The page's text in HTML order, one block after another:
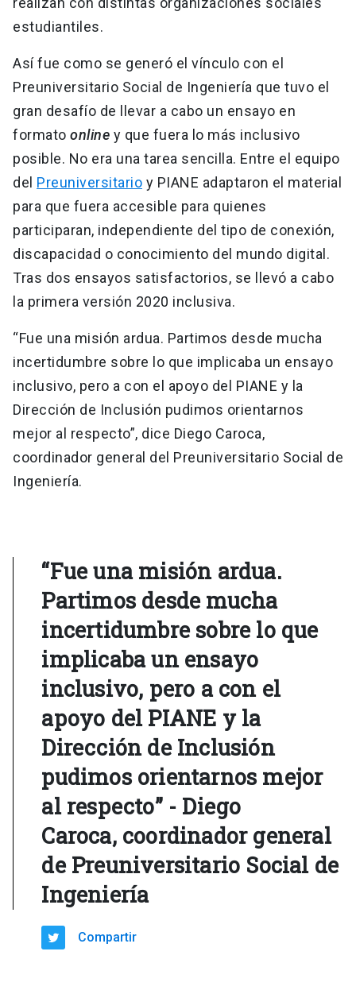
estudiantiles.
Así fue como se generó el vínculo con el
Preuniversitario Social de Ingeniería que tuvo el
gran desafío de llevar a cabo un ensayo en
formato online y que fuera lo más inclusivo
posible. No era una tarea sencilla. Entre el equipo
del Preuniversitario y PIANE adaptaron el material
para que fuera accesible para quienes
participaran, independiente del tipo de conexión,
discapacidad o conocimiento del mundo digital.
Tras dos ensayos satisfactorios, se llevó a cabo
la primera versión 2020 inclusiva.
“Fue una misión ardua. Partimos desde mucha
incertidumbre sobre lo que implicaba un ensayo
inclusivo, pero a con el apoyo del PIANE y la
Dirección de Inclusión pudimos orientarnos
mejor al respecto”, dice Diego Caroca,
coordinador general del Preuniversitario Social de
Ingeniería.
“Fue una misión ardua.
Partimos desde mucha
incertidumbre sobre lo que
implicaba un ensayo
inclusivo, pero a con el
apoyo del PIANE y la
Dirección de Inclusión
pudimos orientarnos mejor
al respecto” - Diego
Caroca, coordinador general
de Preuniversitario Social de
Ingeniería
Compartir